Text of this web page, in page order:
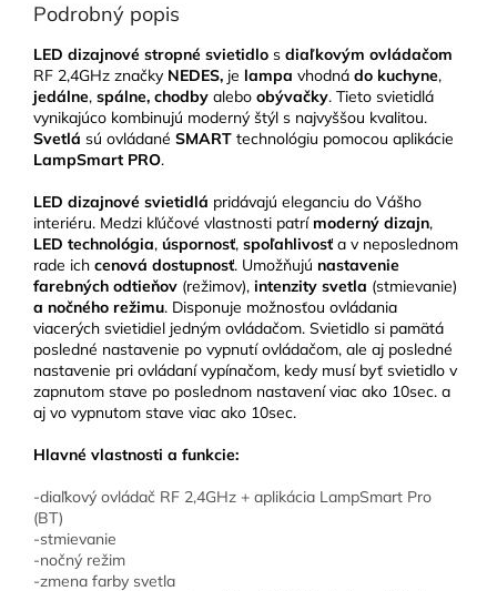
Podrobný popis
LED dizajnové stropné svietidlo s diaľkovým ovládačom
RF 2,4GHz značky NEDES, je lampa vhodná do kuchyne,
jedálne, spálne, chodby alebo obývačky. Tieto svietidlá
vynikajúco kombinujú moderný štýl s najvyššou kvalitou.
Svetlá sú ovládané SMART technológiu pomocou aplikácie
LampSmart PRO.
LED dizajnové svietidlá pridávajú eleganciu do Vášho
interiéru. Medzi kľúčové vlastnosti patrímoderný dizajn,
LED technológia, úspornosť, spoľahlivosť a v neposlednom
rade ich cenová dostupnosť. Umožňujú nastavenie
farebných odtieňov (režimov), intenzity svetla (stmievanie)
a nočného režimu. Disponuje možnosťou ovládania
viacerých svietidiel jedným ovládačom. Svietidlo si pamätá
posledné nastavenie po vypnutí ovládačom, ale aj posledné
nastavenie pri ovládaní vypínačom, kedy musí byť svietidlo v
zapnutom stave po poslednom nastavení viac ako 10sec. a
aj vo vypnutom stave viac ako 10sec.
Hlavné vlastnosti a funkcie:
-diaľkový ovládač RF 2,4GHz + aplikácia LampSmart Pro
(BT)
-stmievanie
-nočný režim
-zmena farby svetla